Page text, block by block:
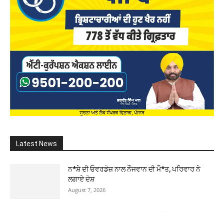
Latest News
ਨ*ਸ਼ੇ ਦੀ ਓਵਰਡੋਜ਼ ਨਾਲ ਨੌਜਵਾਨ ਦੀ ਮੌ*ਤ, ਪਰਿਵਾਰ ਨੇ
ਲਗਾਏ ਦੋਸ਼
August 7, 2026